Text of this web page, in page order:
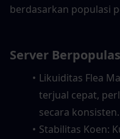
berdasarkan populasi
Server
Likuiditas Flea
terjual cepat,
secara konsisten.
Stabilitas Koen: